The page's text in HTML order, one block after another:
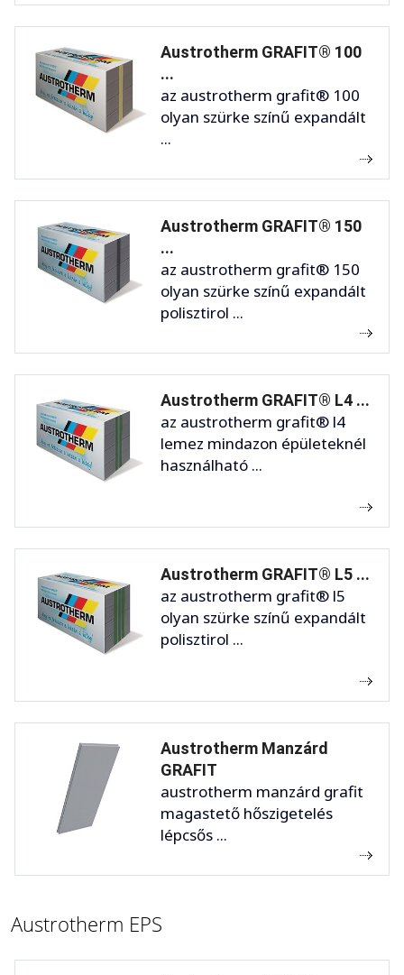
Austrotherm GRAFIT® 100
...
az austrotherm grafit® 100
olyan szürke színű expandált
...
Austrotherm GRAFIT® 150
...
az austrotherm grafit® 150
olyan szürke színű expandált
polisztirol ...
Austrotherm GRAFIT® L4 ...
az austrotherm grafit® l4
lemez mindazon épületeknél
használható ...
Austrotherm GRAFIT® L5 ...
az austrotherm grafit® l5
olyan szürke színű expandált
polisztirol ...
Austrotherm Manzárd
GRAFIT
austrotherm manzárd grafit
magastető hőszigetelés
lépcsős ...
Austrotherm EPS